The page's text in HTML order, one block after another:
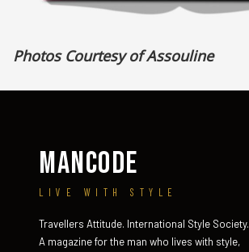
Photos Courtesy of Assouline
MANCODE
LIVE WITH STYLE
Travellers Attitude. International Style Society.
A magazine for the man who lives with style,